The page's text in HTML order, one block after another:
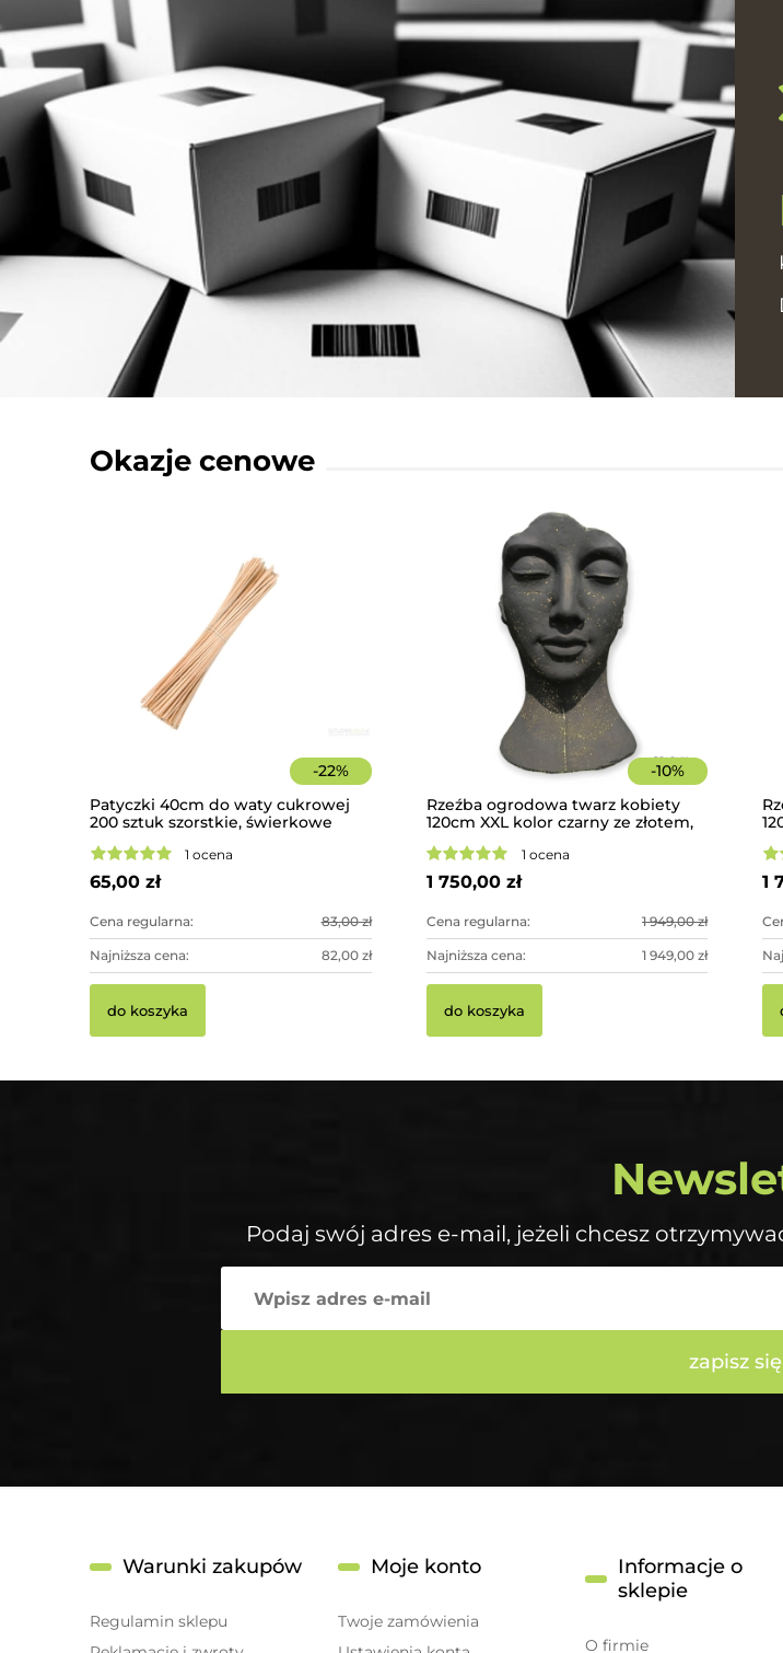
Okazje cenowe
-22%
Patyczki 40cm do waty cukrowej
200 sztuk szorstkie, świerkowe
1 ocena
65,00 zł
Cena regularna: 83,00 zł
Najniższa cena: 82,00 zł
do koszyka
-10%
Rzeźba ogrodowa twarz kobiety
120cm XXL kolor czarny ze złotem,
ogrodowa
1 ocena
1 750,00 zł
Cena regularna: 1 949,00 zł
Najniższa cena: 1 949,00 zł
do koszyka
1
Podaj swój adres e-mail, jeżeli chcesz
zapisz się
Warunki zakupów
Regulamin sklepu
Moje konto
Twoje zamówienia
Informacje o
sklepie
O firmie